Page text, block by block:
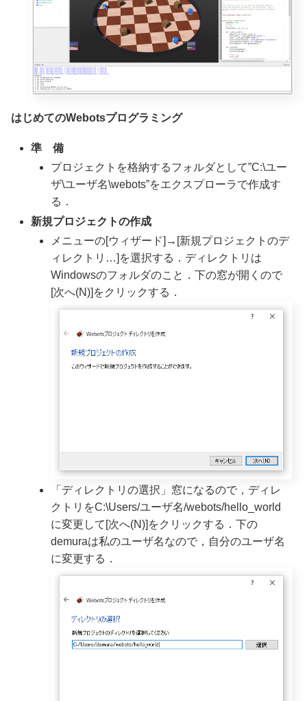
はじめてのWebotsプログラミング
準 備
プロジェクトを格納するフォルダとして”C:\ユー
ザ\ユーザ名\webots”をエクスプローラで作成す
る．
新規プロジェクトの作成
メニューの[ウィザード]→[新規プロジェクトのデ
ィレクトリ…]を選択する．ディレクトリは
Windowsのフォルダのこと．下の窓が開くので
[次へ(N)]をクリックする．
「ディレクトリの選択」窓になるので，ディレ
クトリをC:\Users/ユーザ名/webots/hello_world
に変更して[次へ(N)]をクリックする．下の
demuraは私のユーザ名なので，自分のユーザ名
に変更する．